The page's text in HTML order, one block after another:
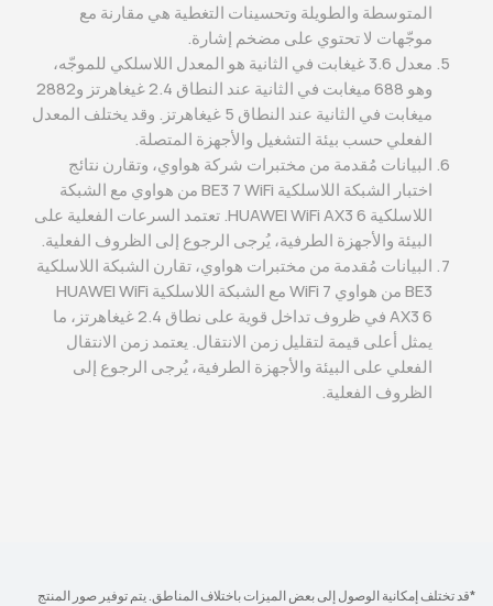
المتوسطة والطويلة وتحسينات التغطية هي مقارنة مع
موجّهات لا تحتوي على مضخم إشارة.
معدل 3.6 غيغابت في الثانية هو المعدل اللاسلكي للموجّه،
وهو 688 ميغابت في الثانية عند النطاق 2.4 غيغاهرتز و2882
ميغابت في الثانية عند النطاق 5 غيغاهرتز. وقد يختلف المعدل
الفعلي حسب بيئة التشغيل والأجهزة المتصلة.
البيانات مُقدمة من مختبرات شركة هواوي، وتقارن نتائج
اختبار الشبكة اللاسلكية BE3 7 WiFi من هواوي مع الشبكة
اللاسلكية HUAWEI WiFi AX3 6. تعتمد السرعات الفعلية على
البيئة والأجهزة الطرفية، يُرجى الرجوع إلى الظروف الفعلية.
البيانات مُقدمة من مختبرات هواوي، تقارن الشبكة اللاسلكية
BE3 من هواوي WiFi 7 مع الشبكة اللاسلكية HUAWEI WiFi
AX3 6 في ظروف تداخل قوية على نطاق 2.4 غيغاهرتز، ما
يمثل أعلى قيمة لتقليل زمن الانتقال. يعتمد زمن الانتقال
الفعلي على البيئة والأجهزة الطرفية، يُرجى الرجوع إلى
الظروف الفعلية.
*قد تختلف إمكانية الوصول إلى بعض الميزات باختلاف المناطق. يتم توفير صور المنتج